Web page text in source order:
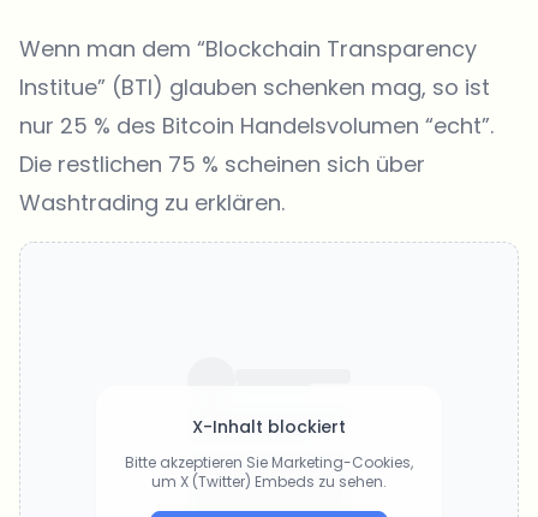
Wenn man dem “Blockchain Transparency
Institue” (BTI) glauben schenken mag, so ist
nur 25 % des Bitcoin Handelsvolumen “echt”.
Die restlichen 75 % scheinen sich über
Washtrading zu erklären.
X-Inhalt blockiert
Bitte akzeptieren Sie Marketing-Cookies,
um X (Twitter) Embeds zu sehen.